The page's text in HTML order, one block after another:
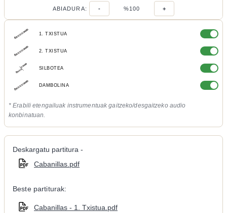
ABIADURA: - %100 +
1. TXISTUA
2. TXISTUA
SILBOTEA
DAMBOLINA
* Erabili etengailuak instrumentuak gaitzeko/desgaitzeko audio
konbinatuan.
Deskargatu partitura -
Cabanillas.pdf
Beste partiturak:
Cabanillas - 1. Txistua.pdf